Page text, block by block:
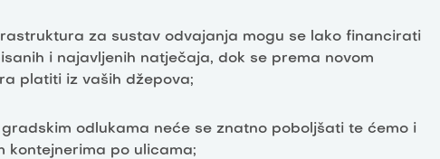
za sustav odvajanja mogu se lako financirati
i najavljenih natječaja, dok se prema novom
platiti iz vaših džepova;
odlukama neće se znatno poboljšati te ćemo i
kontejnerima po ulicama;